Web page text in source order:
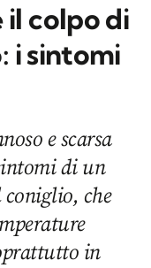
il colpo di
i sintomi
e scarsa
di un
coniglio, che
in